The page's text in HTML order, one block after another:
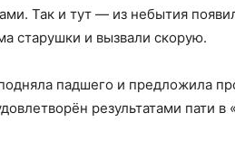
Так и тут — из небытия
старушки и вызвали скорую.
падшего и предложила
результатами пати